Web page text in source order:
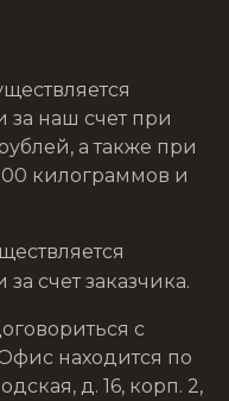
наш счет при
а также при
килограммов и
счет заказчика.
с
находится по
д. 16, корп. 2,